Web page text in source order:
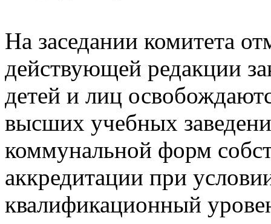
На заседании комитета
действующей редакции
детей и лиц
высших учебных
коммунальной форм
аккредитации при
квалификационный